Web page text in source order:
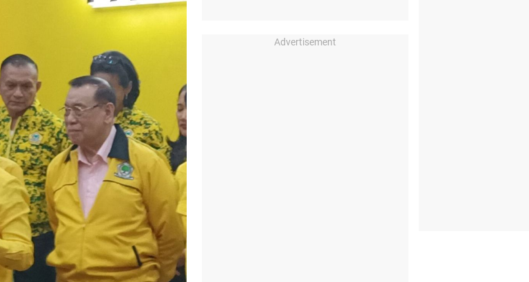
Advertisement